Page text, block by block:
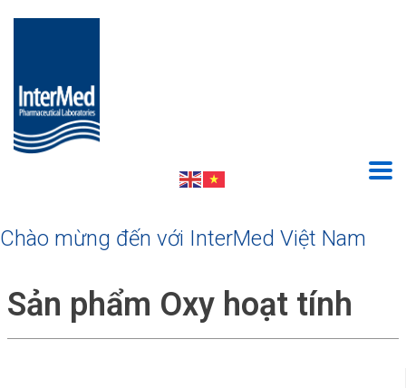
Chào mừng đến với InterMed Việt Nam
Sản phẩm Oxy hoạt tính